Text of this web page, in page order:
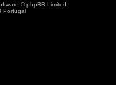
© phpBB Limited
Portugal